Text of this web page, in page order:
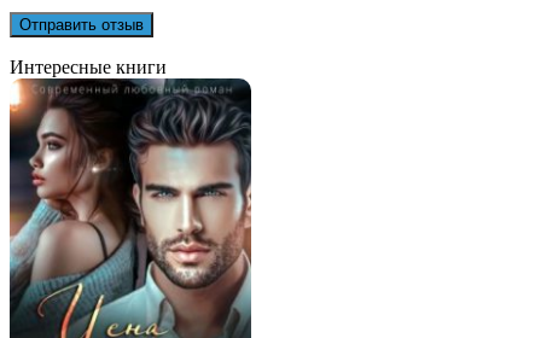
Интересные книги